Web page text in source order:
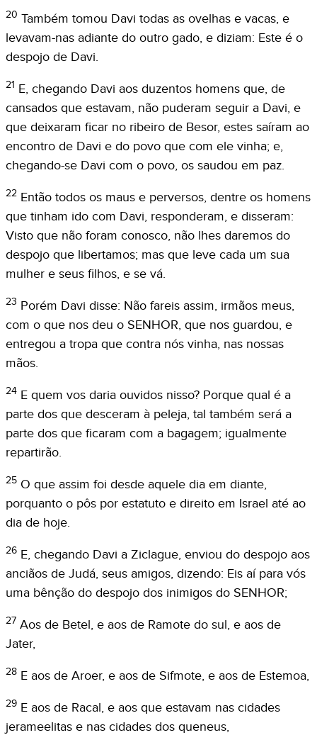
20 Também tomou Davi todas as ovelhas e vacas, e
levavam-nas adiante do outro gado, e diziam: Este é o
despojo de Davi.
21 E, chegando Davi aos duzentos homens que, de
cansados que estavam, não puderam seguir a Davi, e
que deixaram ficar no ribeiro de Besor, estes saíram ao
encontro de Davi e do povo que com ele vinha; e,
chegando-se Davi com o povo, os saudou em paz.
22 Então todos os maus e perversos, dentre os homens
que tinham ido com Davi, responderam, e disseram:
Visto que não foram conosco, não lhes daremos do
despojo que libertamos; mas que leve cada um sua
mulher e seus filhos, e se vá.
23 Porém Davi disse: Não fareis assim, irmãos meus,
com o que nos deu o SENHOR, que nos guardou, e
entregou a tropa que contra nós vinha, nas nossas
mãos.
24 E quem vos daria ouvidos nisso? Porque qual é a
parte dos que desceram à peleja, tal também será a
parte dos que ficaram com a bagagem; igualmente
repartirão.
25 O que assim foi desde aquele dia em diante,
porquanto o pôs por estatuto e direito em Israel até ao
dia de hoje.
26 E, chegando Davi a Ziclague, enviou do despojo aos
anciãos de Judá, seus amigos, dizendo: Eis aí para vós
uma bênção do despojo dos inimigos do SENHOR;
27 Aos de Betel, e aos de Ramote do sul, e aos de
Jater,
28 E aos de Aroer, e aos de Sifmote, e aos de Estemoa,
29 E aos de Racal, e aos que estavam nas cidades
jerameelitas e nas cidades dos queneus,